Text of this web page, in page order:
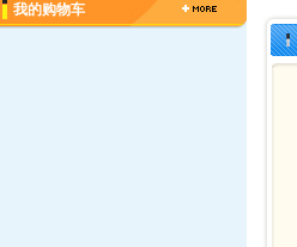
我的购物车